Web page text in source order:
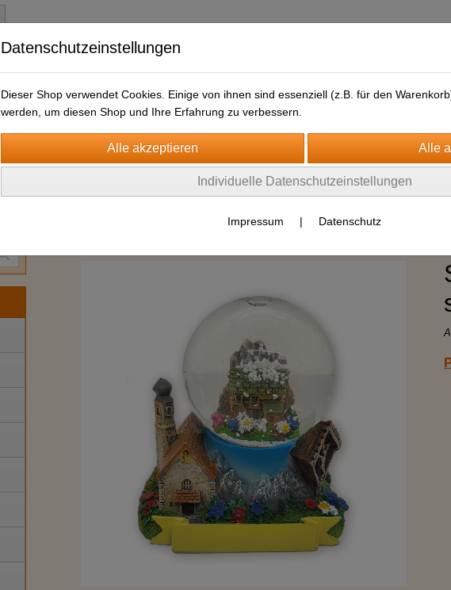
Datenschutzeinstellungen
Dieser Shop verwendet Cookies. Einige von ihnen sind essenziell (z.B. für den
werden, um diesen Shop und Ihre Erfahrung zu verbessern.
Individuelle Datenschutzeinstellungen
Impressum | Datenschutz